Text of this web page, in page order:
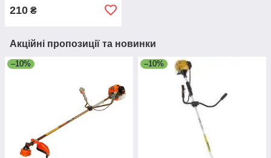
210 ₴
Акційні пропозиції та новинки
–10% –10%